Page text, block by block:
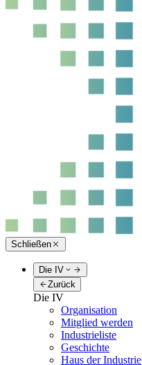
Schließen
Die IV
Zurück
Die IV
Organisation
Mitglied werden
Industrieliste
Geschichte
Haus der Industrie